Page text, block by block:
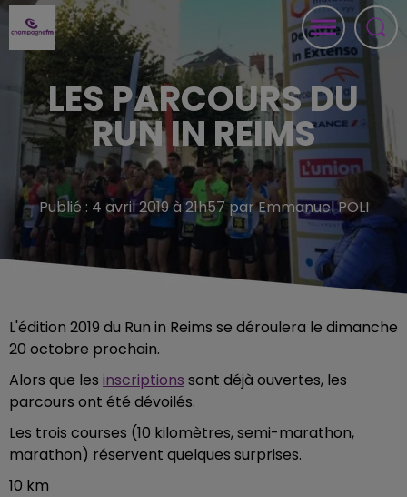
LES PARCOURS DU
RUN IN REIMS
Publié : 4 avril 2019 à 21h57 par Emmanuel POLI
L'édition 2019 du Run in Reims se déroulera le dimanche
20 octobre prochain.
Alors que les inscriptions sont déjà ouvertes, les
parcours ont été dévoilés.
Les trois courses (10 kilomètres, semi-marathon,
marathon) réservent quelques surprises.
10 km